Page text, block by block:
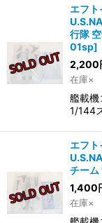
エフ
行隊
01sp]
2,200
在庫×
艦載
1/144
エフ
チーム
1,400
在庫×